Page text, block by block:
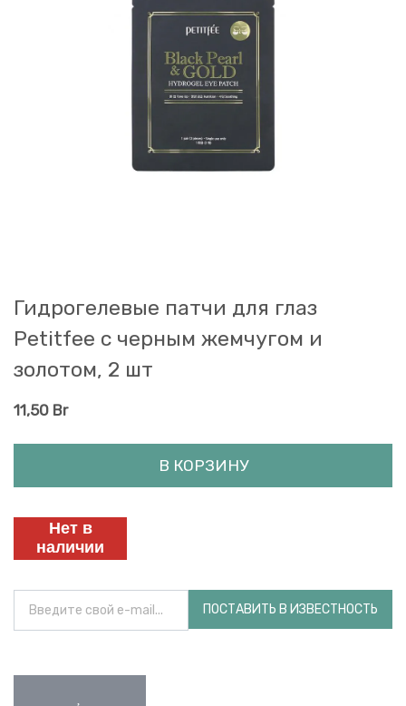
Гидрогелевые патчи для глаз
Petitfee с черным жемчугом и
золотом, 2 шт
11,50 Br
В КОРЗИНУ
Нет в
наличии
ПОСТАВИТЬ В ИЗВЕСТНОСТЬ